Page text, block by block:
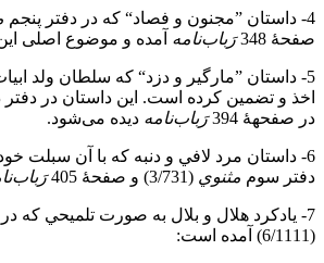
4- داستان ”مجنون و فصاد“ که در دفتر پنجم
صفحۀ 348
رَبابنامه آمده و موضوع اصلی
5- داستان ”مارگير و دزد“ كه سلطان ولد ابيات آن را عيناً از
اخذ و تضمين کرده است. اين داستان در دفتر
در صفحهۀ 394
رَبابنامه دیده می‌شود.
6- داستان مرد لافي و دنبه كه با آن سبلت
دفتر سوم مثنوي (3/731) و صفحۀ 405 رَباب
7- يادكرد هلال و بلال به صورت تلميحي كه در دفتر ششم
(6/1111) آمده است: